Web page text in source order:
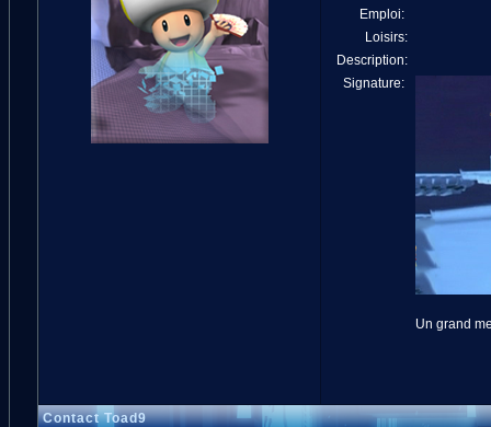
Emploi:
Loisirs:
Description:
Signature:
Un grand
Contact Toad9